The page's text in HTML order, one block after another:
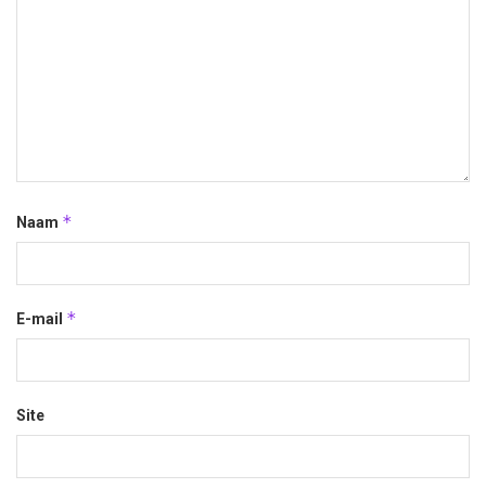
Naam *
E-mail *
Site